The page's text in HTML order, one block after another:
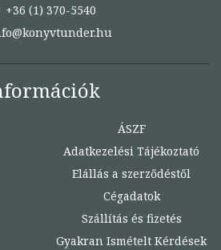
+36 (1) 370-5540
ÁSZF
Adatkezelési Tájékoztató
Elállás a szerződéstől
Cégadatok
Szállítás és fizetés
Gyakran Ismételt Kérdések